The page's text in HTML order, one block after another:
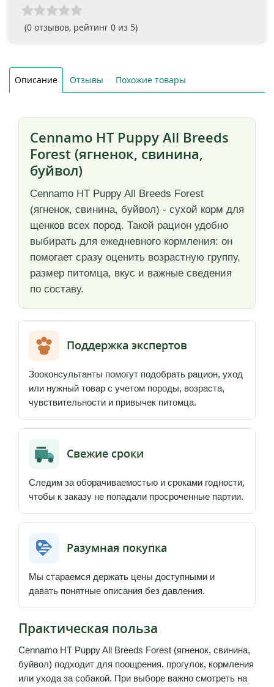
(0 отзывов, рейтинг 0 из 5)
Описание Отзывы Похожие товары
Cennamo HT Puppy All Breeds
Forest (ягненок, свинина,
буйвол)
Cennamo HT Puppy All Breeds Forest
(ягненок, свинина, буйвол) - сухой корм для
щенков всех пород. Такой рацион удобно
выбирать для ежедневного кормления: он
помогает сразу оценить возрастную группу,
размер питомца, вкус и важные сведения
по составу.
Поддержка экспертов
Зооконсультанты помогут подобрать рацион, уход
или нужный товар с учетом породы, возраста,
чувствительности и привычек питомца.
Свежие сроки
Следим за оборачиваемостью и сроками годности,
чтобы к заказу не попадали просроченные партии.
Разумная покупка
Мы стараемся держать цены доступными и
давать понятные описания без давления.
Практическая польза
Cennamo HT Puppy All Breeds Forest (ягненок, свинина,
буйвол) подходит для поощрения, прогулок, кормления
или ухода за собакой. При выборе важно смотреть на